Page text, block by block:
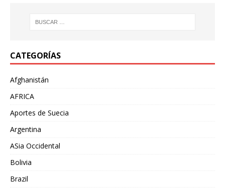
CATEGORÍAS
Afghanistán
AFRICA
Aportes de Suecia
Argentina
ASia Occidental
Bolivia
Brazil